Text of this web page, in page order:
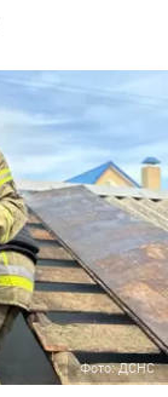
Фото: ДСНС